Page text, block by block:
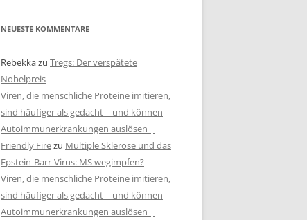
NEUESTE KOMMENTARE
Rebekkazu Tregs: Der verspätete
Nobelpreis
Viren, die menschliche Proteine imitieren,
sind häufiger als gedacht – und können
Autoimmunerkrankungen auslösen |
Friendly Firezu Multiple Sklerose und das
Epstein-Barr-Virus: MS wegimpfen?
Viren, die menschliche Proteine imitieren,
sind häufiger als gedacht – und können
Autoimmunerkrankungen auslösen |